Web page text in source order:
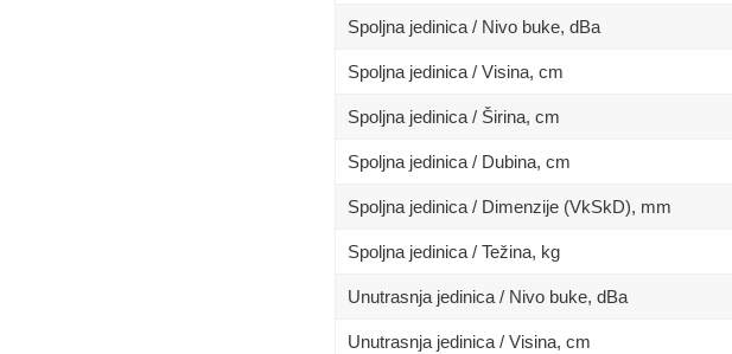
Spoljna jedinica / Nivo buke, dBa
Spoljna jedinica / Visina, сm
Spoljna jedinica / Širina, сm
Spoljna jedinica / Dubina, сm
Spoljna jedinica / Dimenzije (VkSkD), mm
Spoljna jedinica / Težina, kg
Unutrasnja jedinica / Nivo buke, dBa
Unutrasnja jedinica / Visina, сm